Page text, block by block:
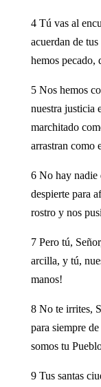
4 Tú vas al
acuerdan de
hemos pecado,
5 Nos hemos
nuestra justicia
marchitado
arrastran como
6 No hay nadie
despierte para
rostro y nos
7 Pero tú,
arcilla, y tú,
manos!
8 No te irrites,
para siempre
somos tu
9 Tus santas